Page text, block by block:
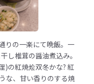
りの一楽にて晩飯。一
し椎茸の醤油煮込み。
)の紅焼烩双冬かな? 紅
な、甘い香りのする焼